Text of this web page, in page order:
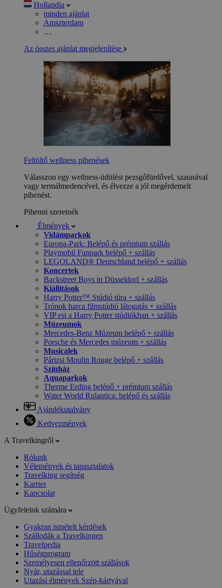
Hollandia
minden ajánlat
Amszterdam
…
Az összes ajánlat megjelenítése
Feltöltő wellness pihenések
Válasszon egy wellness-üdülést pezsgőfürdővel, szaunával
vagy termálmedencével, és élvezze a jól megérdemelt
pihenést.
Pihenni szeretnék
Élmények
Vidámparkok
Europa-Park: Belépő és prémium szállás
Playmobil Funpark belépő + szállás
LEGOLAND® Deutschland belépő + szállás
Koncertek
Backstreet Boys in Düsseldorf + szállás
Kiállítások
Harry Potter™ Stúdió túra + szállás
Trónok harca filmstúdió látogatás + szállás
VIP est a Harry Potter stúdiókban + szállás
Múzeumok
Mercedes-Benz Múzeum belépő + szállás
Porsche és Mercedes múzeum + szállás
Musicalek
Párizsi Moulin Rouge belépő + szállás
Színház
Aquaparkok
Therme Erding belépő + prémium szállás
Water World Rulantica: belépő és szállás
Ajándékutalvány
Kedvezmények
A Travelkingről
Rólunk
Vélemények és tapasztalatok
Travelking segítség
Karrier
Kapcsolat
Ügyfeleink számára
Gyakran ismételt kérdések
Szállodák a Travelkingen
Travelpedia
Hűségprogram
Személyesen ellenőrzött szállások
Nyár, utazással tele
Utazási élmények Szép-kártyával